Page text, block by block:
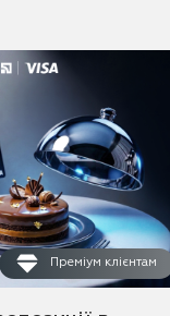
Преміум клієнтам